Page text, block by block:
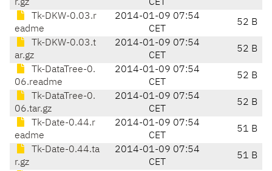
r.gz
CET
Tk-DKW-0.03.r
eadme
2014-01-09 07:54
CET
52 B
Tk-DKW-0.03.t
ar.gz
2014-01-09 07:54
CET
52 B
Tk-DataTree-0.
06.readme
2014-01-09 07:54
CET
52 B
Tk-DataTree-0.
06.tar.gz
2014-01-09 07:54
CET
52 B
Tk-Date-0.44.r
eadme
2014-01-09 07:54
CET
51 B
Tk-Date-0.44.ta
r.gz
2014-01-09 07:54
CET
51 B